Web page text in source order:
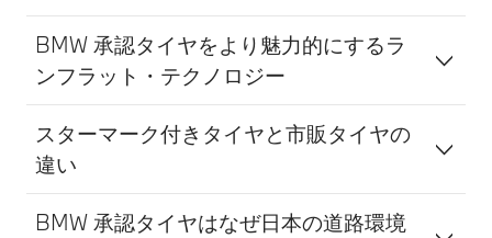
BMW 承認タイヤをより魅力的にするラ
ンフラット・テクノロジー
スターマーク付きタイヤと市販タイヤの
違い
BMW 承認タイヤはなぜ日本の道路環境